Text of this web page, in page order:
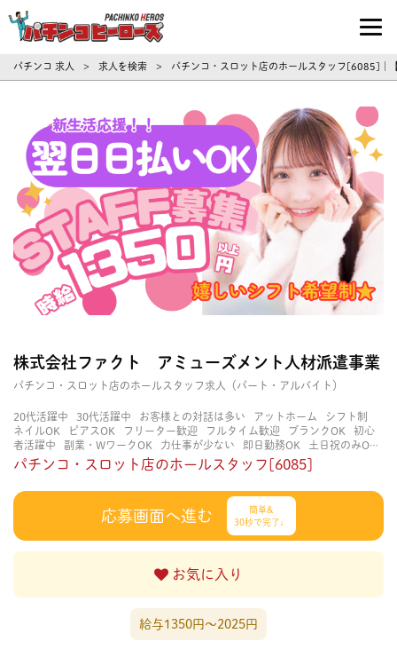
パチンコ求人・転職ならパチンコヒーロ
パチンコ 求人 > 求人を検索 > パチンコ・スロット店のホールスタッフ[6085]
株式会社ファクト アミューズメント人材派遣事業
パチンコ・スロット店のホールスタッフ求人（パート・アルバイト）
20代活躍中 30代活躍中 お客様との対話は多い アットホーム
シフト制
ネイルOK
ピアスOK フリーター歓迎 フルタイム歓迎 ブランクOK
初心
者活躍中
副業・WワークOK 力仕事が少ない 即日勤務OK
土日祝のみOK
学歴不問
服装自由 未経験・初心者OK 決められた時間できっちり
経験不要
立ち仕事 経験者・有資格者歓迎 自分の都合に合わせやすい
自由
パチンコ・スロット店のホールスタッフ[6085]
応募画面へ進む
簡単&
30秒で完了♩
お気に入り
給与1350円〜2025円